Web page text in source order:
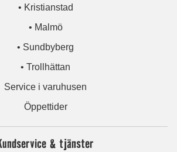
• Kristianstad
• Malmö
• Sundbyberg
• Trollhättan
Service i varuhusen
Öppettider
& tjänster